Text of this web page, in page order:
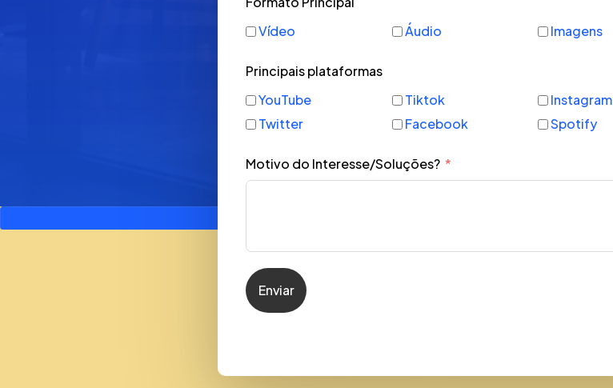
Vídeo
Áudio Imagens
Principais plataformas
YouTube
Tiktok Instagram
Twitter
Facebook Spotify
Motivo do Interesse/Soluções?
Enviar